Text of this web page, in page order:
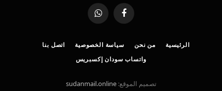
فيسبوك واتساب
الرئيسية من نحن سياسة الخصوصية
اتصل بنا
واتساب سودان إكسبريس
تصميم الموقع:sudanmail.online